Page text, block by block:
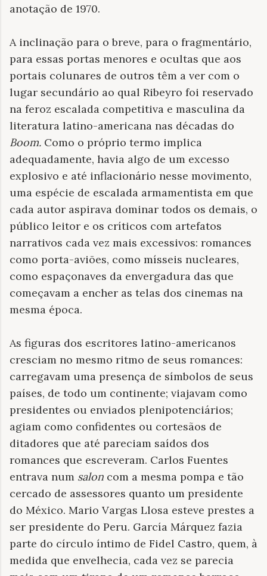
anotação de 1970.
A inclinação para o breve, para o fragmentário,
para essas portas menores e ocultas que aos
portais colunares de outros têm a ver com o
lugar secundário ao qual Ribeyro foi reservado
na feroz escalada competitiva e masculina da
literatura latino-americana nas décadas do
Boom. Como o próprio termo implica
adequadamente, havia algo de um excesso
explosivo e até inflacionário nesse movimento,
uma espécie de escalada armamentista em que
cada autor aspirava dominar todos os demais, o
público leitor e os críticos com artefatos
narrativos cada vez mais excessivos: romances
como porta-aviões, como mísseis nucleares,
como espaçonaves da envergadura das que
começavam a encher as telas dos cinemas na
mesma época.
As figuras dos escritores latino-americanos
cresciam no mesmo ritmo de seus romances:
carregavam uma presença de símbolos de seus
países, de todo um continente; viajavam como
presidentes ou enviados plenipotenciários;
agiam como confidentes ou cortesãos de
ditadores que até pareciam saídos dos
romances que escreveram. Carlos Fuentes
entrava num salon com a mesma pompa e tão
cercado de assessores quanto um presidente
do México. Mario Vargas Llosa esteve prestes a
ser presidente do Peru. García Márquez fazia
parte do círculo íntimo de Fidel Castro, quem, à
medida que envelhecia, cada vez se parecia